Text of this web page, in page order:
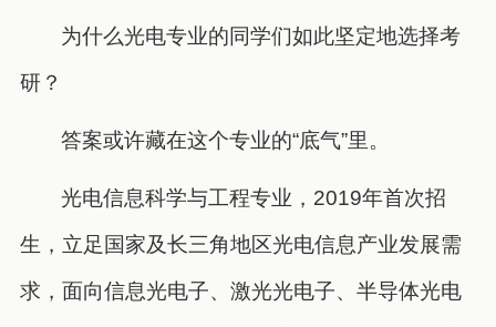
为什么光电专业的同学们如此坚定地选择考
研？
答案或许藏在这个专业的“底气”里。
光电信息科学与工程专业，2019年首次招
生，立足国家及长三角地区光电信息产业发展需
求，面向信息光电子、激光光电子、半导体光电